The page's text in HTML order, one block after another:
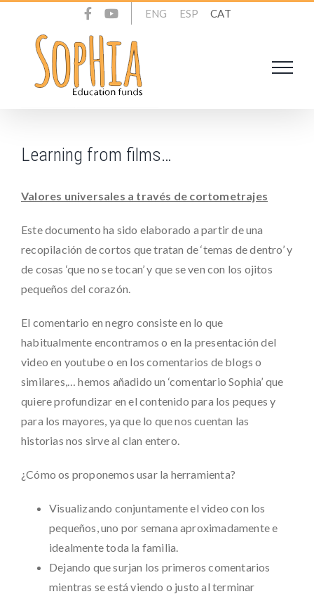
content
ENG ESP CAT
Learning from films…
Valores universales a través de cortometrajes
Este documento ha sido elaborado a partir de una
recopilación de cortos que tratan de ‘temas de dentro’ y
de cosas ‘que no se tocan’ y que se ven con los ojitos
pequeños del corazón.
El comentario en negro consiste en lo que
habitualmente encontramos o en la presentación del
video en youtube o en los comentarios de blogs o
similares,… hemos añadido un ‘comentario Sophia’ que
quiere profundizar en el contenido para los peques y
para los mayores, ya que lo que nos cuentan las
historias nos sirve al clan entero.
¿Cómo os proponemos usar la herramienta?
Visualizando conjuntamente el video con los
pequeños, uno por semana aproximadamente e
idealmente toda la familia.
Dejando que surjan los primeros comentarios
mientras se está viendo o justo al terminar